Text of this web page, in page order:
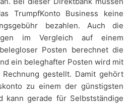
TrumpfKonto Business keine
bezahlen. Auch die
im Vergleich auf einem
Posten berechnet die
ein beleghafter Posten wird mit
gestellt. Damit gehört
zu einem der günstigsten
kann gerade für Selbstständige